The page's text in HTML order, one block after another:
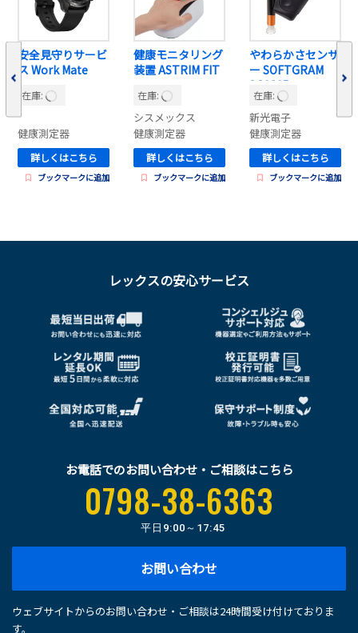
安全見守りサービ
ス Work Mate
在庫:
健康測定器
詳しくはこちら
ブックマークに追加
健康モニタリング
装置 ASTRIM FIT
在庫:
シスメックス
健康測定器
詳しくはこちら
ブックマークに追加
やわらかさセンサ
ー SOFTGRAM
SG0305
在庫:
新光電子
健康測定器
詳しくはこちら
ブックマークに追加
レックスの安心サービス
お電話でのお問い合わせ・ご相談はこちら
0798-38-6363
平日 9:00～17:45
お問い合わせ
ウェブサイトからのお問い合わせ・ご相談は24時間受け付けておりま
す。